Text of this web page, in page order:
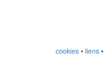
cookies • liens •